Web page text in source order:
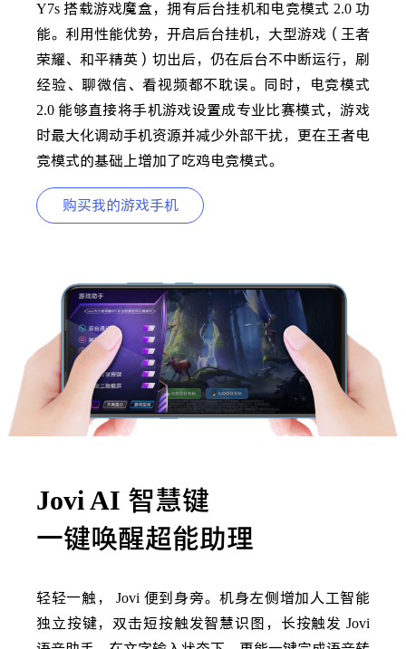
Y7s搭载游戏魔盒，拥有后台挂机和电竞模式 2.0功
能。利用性能优势，开启后台挂机，大型游戏（王者
荣耀、和平精英）切出后，仍在后台不中断运行，刷
经验、聊微信、看视频都不耽误。同时，电竞模式
2.0 能够直接将手机游戏设置成专业比赛模式，游戏
时最大化调动手机资源并减少外部干扰，更在王者电
竞模式的基础上增加了吃鸡电竞模式。
购买我的游戏手机
Jovi AI 智慧键
一键唤醒超能助理
轻轻一触， Jovi 便到身旁。机身左侧增加人工智能
独立按键，双击短按触发智慧识图，长按触发 Jovi